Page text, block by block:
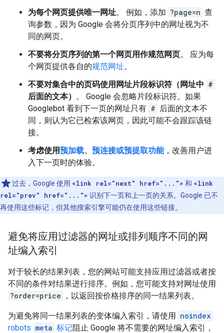
为每个网页提供唯一网址。 例如，添加 ?page=n 查
询参数，因为 Google 会将分页序列中的网址视为不
同的网页。
不要将分页序列的第一个网页用作规范网页。 应为每
个网页提供各自的规范网址。
不要对集合中的页码使用网址片段标识符（网址中 #
后面的文本） 。 Google 会忽略片段标识符。如果
Googlebot 看到下一页的网址只有 # 后面的文本不
同，则认为它已检索该网页，因此可能不会跟踪该链
接。
考虑使用预加载、预连接或预提取功能，改善用户进
入下一页时的体验。
过去，Google 使用 <link rel="next" href="..."> 和 <link
rel="prev" href="..."> 识别下一页和上一页的关系。Google 已不
再使用这些标记，但其他搜索引擎可能仍在使用这些链接。
避免将应用过滤器的网址或排列顺序不同的网
址编入索引
对于较长的结果列表，您的网站可能支持应用过滤器或者按
不同的条件对结果进行排序。例如，您可能支持对网址使用
?order=price
，以返回按价格排序的同一结果列表。
为避免将同一结果列表的变体编入索引，请使用
noindex
robots meta 标记阻止 Google 将不需要的网址编入索引，